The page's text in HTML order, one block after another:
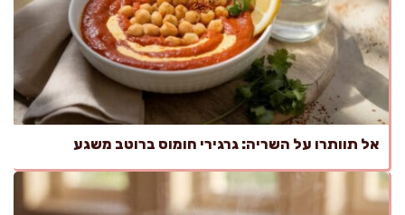
אל תוותרו על השריה: גרגירי חומוס ברוטב משגע